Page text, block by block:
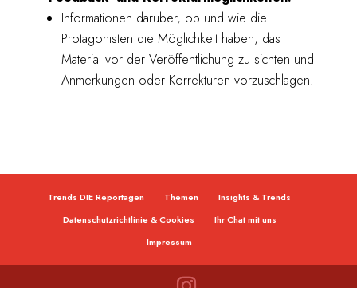
Informationen darüber, ob und wie die
Protagonisten die Möglichkeit haben, das
Material vor der Veröffentlichung zu sichten und
Anmerkungen oder Korrekturen vorzuschlagen.
Trends DIE Reportagen Themen
Insights & Trends
Datenschutzrichtlinie & Cookies
Ihr Chat mit uns
Impressum